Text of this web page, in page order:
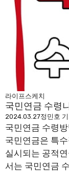
라이프스케치
국민연금 수령
2024.03.27정민호
국민연금 수령
국민연금은 특
실시되는 공적
서는 국민연금